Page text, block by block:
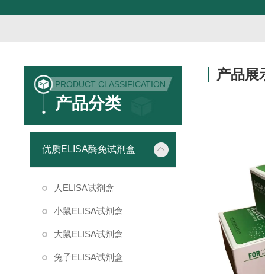
PRODUCT CLASSIFICATION
产品分类
优质ELISA酶免试剂盒
人ELISA试剂盒
小鼠ELISA试剂盒
大鼠ELISA试剂盒
兔子ELISA试剂盒
产品展